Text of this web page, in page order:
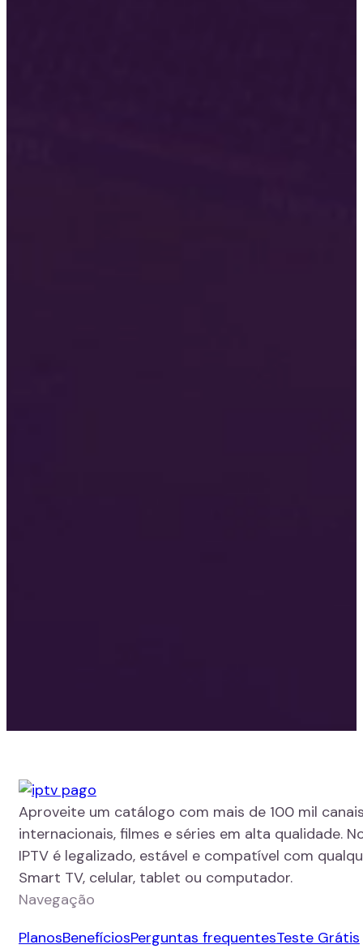
Aproveite um catálogo com mais de 100 mil
internacionais, filmes e séries em alta qualidade.
IPTV é legalizado, estável e compatível com
Smart TV, celular, tablet ou computador.
Navegação
PlanosBenefíciosPerguntas frequentesTeste Grátis